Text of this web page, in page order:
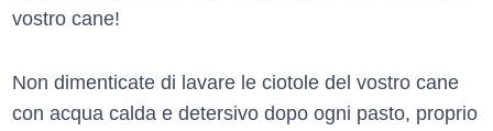
vostro cane!
Non dimenticate di lavare le ciotole del vostro cane
con acqua calda e detersivo dopo ogni pasto, proprio